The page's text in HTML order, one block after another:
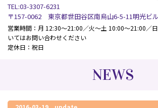
TEL:03-3307-6231
〒157-0062 東京都世田谷区南烏山6-5-11明光ビ
営業時間：月 12:30～21:00／火～土 10:00～21:00／
いてはお問い合わせください
定休日：祝日
NEWS